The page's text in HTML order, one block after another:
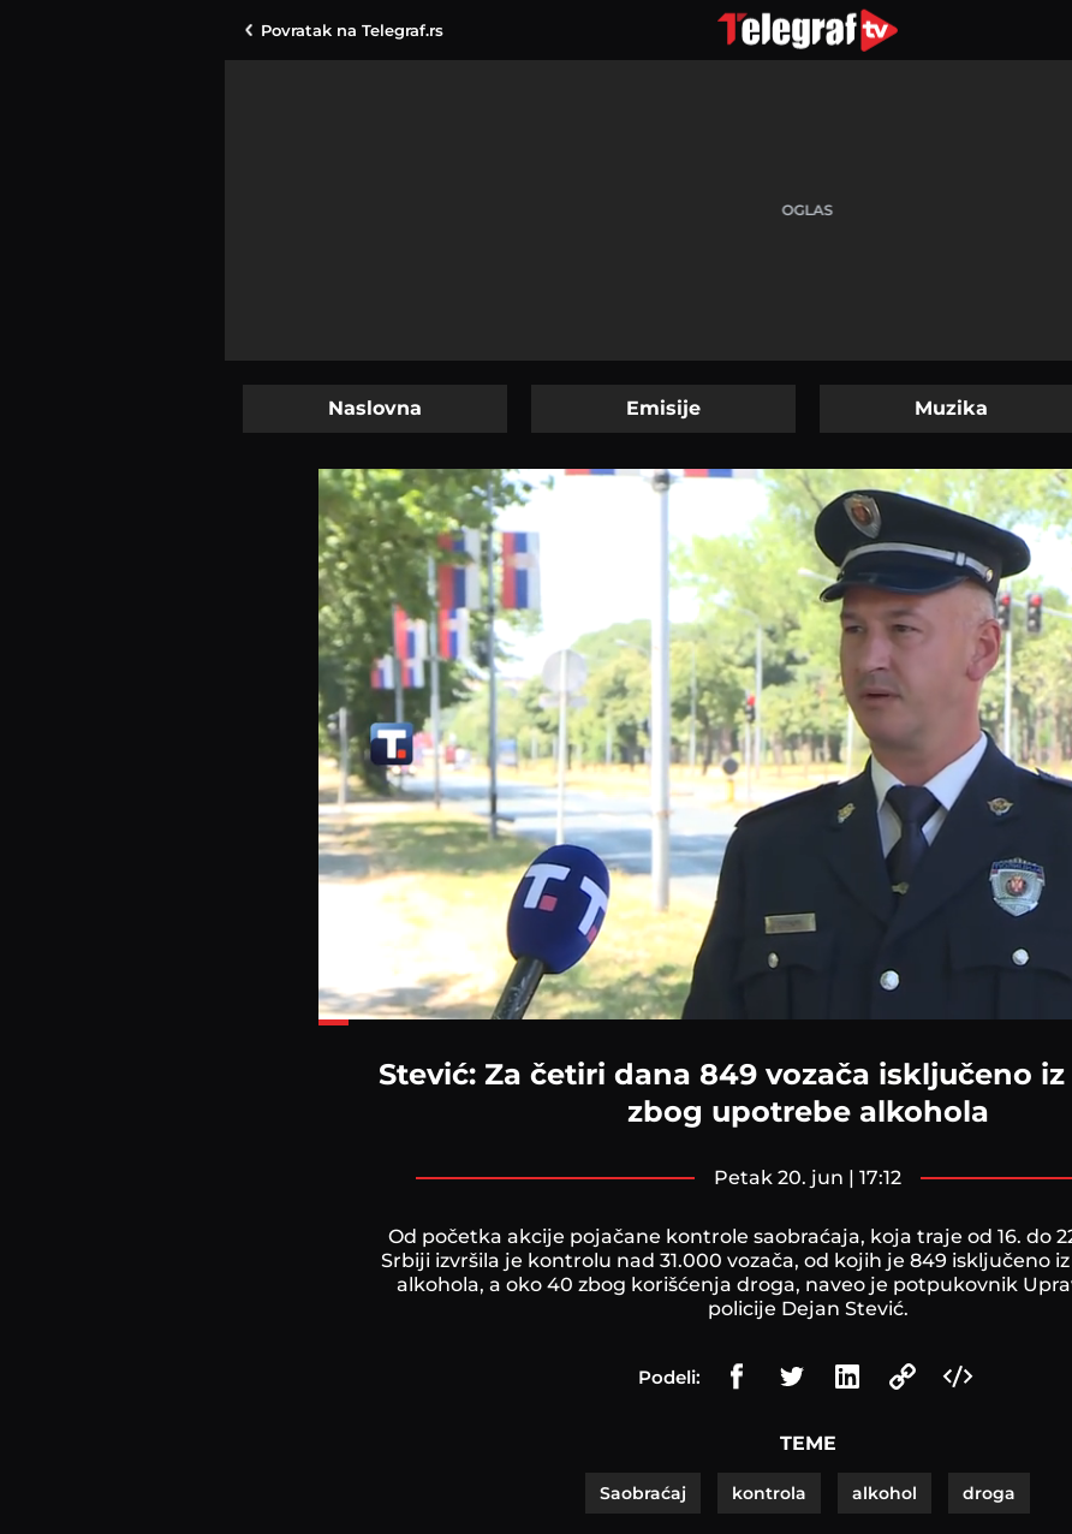
Povratak na Telegraf.rs
Naslovna Emisije Muzika
Stević: Za četiri dana 849 vozača isključeno
zbog upotrebe alkohola
petak 20. jun | 17:12
Od početka akcije pojačane kontrole saobraćaja, koja traje od 16. do
Srbiji izvršila je kontrolu nad 31.000 vozača, od kojih je 849 isključeno
alkohola, a oko 40 zbog korišćenja droga, naveo je potpukovnik
policije Dejan Stević.
Podeli:
TEME
Saobraćaj kontrola alkohol droga